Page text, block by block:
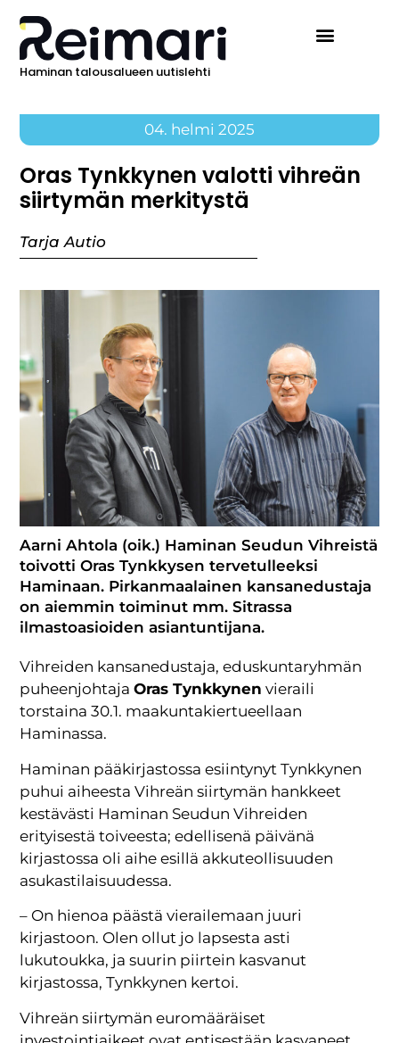
Haminan talousalueen uutislehti
04. helmi 2025
Oras Tynkkynen valotti vihreän
siirtymän merkitystä
Tarja Autio
Aarni Ahtola (oik.) Haminan Seudun Vihreistä
toivotti Oras Tynkkysen tervetulleeksi
Haminaan. Pirkanmaalainen kansanedustaja
on aiemmin toiminut mm. Sitrassa
ilmastoasioiden asiantuntijana.
Vihreiden kansanedustaja, eduskuntaryhmän
puheenjohtajaOras Tynkkynen vieraili
torstaina 30.1. maakuntakiertueellaan
Haminassa.
Haminan pääkirjastossa esiintynyt Tynkkynen
puhui aiheesta Vihreän siirtymän hankkeet
kestävästi Haminan Seudun Vihreiden
erityisestä toiveesta; edellisenä päivänä
kirjastossa oli aihe esillä akkuteollisuuden
asukastilaisuudessa.
– On hienoa päästä vierailemaan juuri
kirjastoon. Olen ollut jo lapsesta asti
lukutoukka, ja suurin piirtein kasvanut
kirjastossa, Tynkkynen kertoi.
Vihreän siirtymän euromääräiset